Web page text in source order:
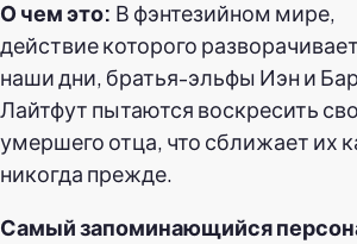
О чем это: В фэнтезийном мире,
действие которого
наши дни, братья-эльфы Иэн и
Лайтфут пытаются воскресить
умершего отца, что сближает их
никогда прежде.
Самый запоминающийся